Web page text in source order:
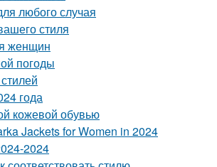
любого случая
стиля
женщин
погоды
года
кожевой обувью
Jackets for Women in 2024
2024